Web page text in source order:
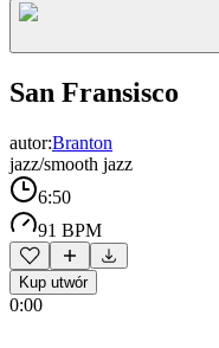
San Fransisco
autor:Branton
jazz/smooth jazz
6:50
91 BPM
Kup utwór
0:00